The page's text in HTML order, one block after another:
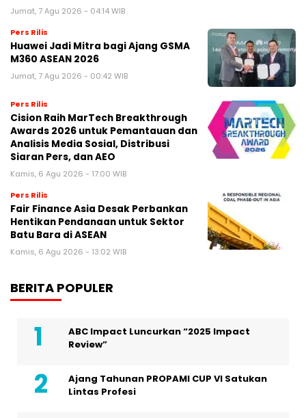
Jumat, 7 Agu 2026 - 04:14 WIB
Pers Rilis
Huawei Jadi Mitra bagi Ajang GSMA
M360 ASEAN 2026
Jumat, 7 Agu 2026 - 00:42 WIB
Pers Rilis
Cision Raih MarTech Breakthrough
Awards 2026 untuk Pemantauan dan
Analisis Media Sosial, Distribusi
Siaran Pers, dan AEO
Kamis, 6 Agu 2026 - 17:00 WIB
Pers Rilis
Fair Finance Asia Desak Perbankan
Hentikan Pendanaan untuk Sektor
Batu Bara di ASEAN
Kamis, 6 Agu 2026 - 13:02 WIB
BERITA POPULER
ABC Impact Luncurkan “2025 Impact
Review”
Ajang Tahunan PROPAMI CUP VI Satukan
Lintas Profesi